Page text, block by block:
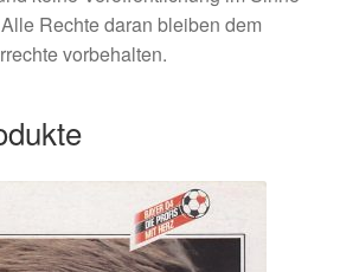
Rechte daran bleiben dem
vorbehalten.